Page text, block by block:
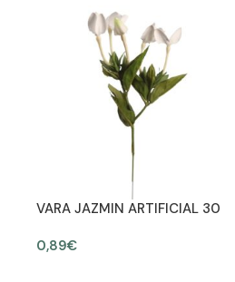
VARA JAZMIN ARTIFICIAL 30
0,89€